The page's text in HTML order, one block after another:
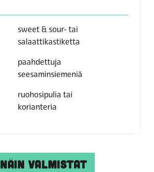
sweet & sour- tai
salaattikastiketta
paahdettuja
seesaminsiemeniä
ruohosipulia tai
korianteria
NÄIN VALMISTAT